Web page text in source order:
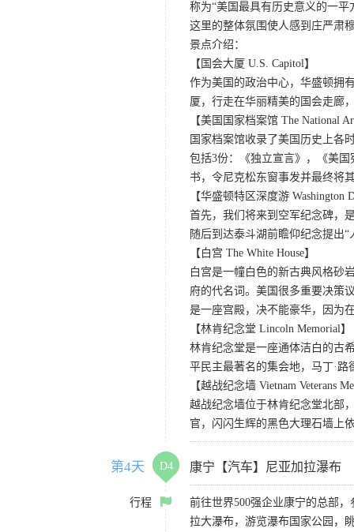
称为“美国最具有历史意义的一
这里的整体氛围使人感到庄严肃
景点介绍：
【国会大厦 U.S. Capitol】
作为美国的政治中心，华盛顿拥
厦，行走在华丽精美的国会走廊
【美国国家档案馆 The National
国家档案馆收录了美国历史上各
包括3份：《独立宣言》，《美
书，令尼克松东窗事发并最终将
【华盛顿特区深度游 Washington
首先，我们将来到空军纪念碑，
随后到达泰斗湖前瞻仰纪念提出
【白宫 The White House】
白宫是一幢白色的新古典风格砂
府的代名词。美国很多重要决策
是一座宫殿，决不能豪华，因为
【林肯纪念堂 Lincoln Memorial】
林肯纪念堂是一座通体洁白的古
平民主最著名的集会地，马丁·
【越战纪念墙 Vietnam Veterans
越战纪念墙位于林肯纪念堂北部
官，闪闪生辉的黑色大理石墙上
第4天 D4 康宁【汽车】尼亚加拉瀑布
行程
前往世界500强企业康宁的总部
拉大瀑布，游览瀑布国家公园，